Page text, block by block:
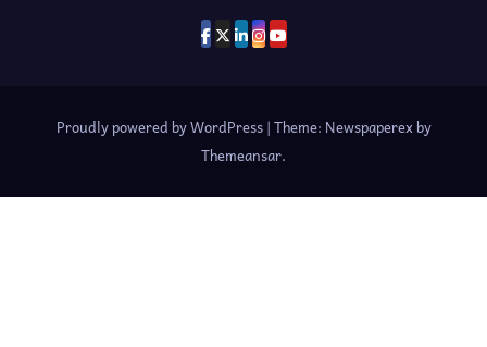
Proudly powered by WordPress|Theme: Newspaperex by
Themeansar.